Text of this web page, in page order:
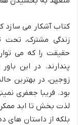
کتاب آشکار می سازد
زندگی مشترک، تحت
حقیقت را که می
پندارند. در این
زوجین، در بهترین
بود. فریبا جعفری
لذت بخش تا ابد ممکن
بلکه از داستان های